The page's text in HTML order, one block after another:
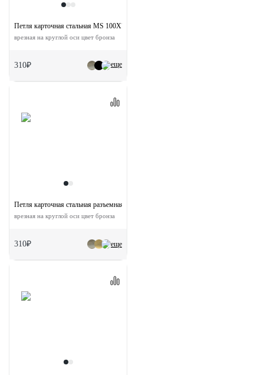
еще
Петля карточная стальная MS 100X70X2.5-4BB AB универсальная
врезная на круглой оси цвет бронза
310₽
еще
Петля карточная стальная разъемная MS 100X70X2.5 R AB правая
врезная на круглой оси цвет бронза
310₽